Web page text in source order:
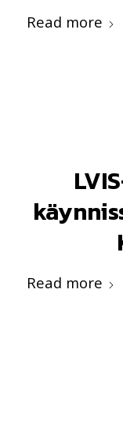
Read more
Read more